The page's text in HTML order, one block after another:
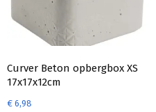
Curver Beton opbergbox XS
17x17x12cm
€ 6,98